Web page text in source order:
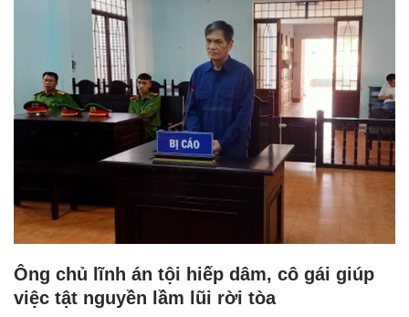
Ông chủ lĩnh án tội hiếp dâm, cô gái giúp
việc tật nguyền lầm lũi rời tòa